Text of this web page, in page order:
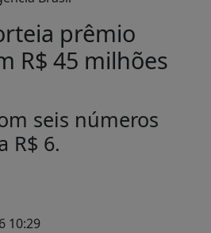
prêmio
R$ 45 milhões
seis números
R$ 6.
10:29